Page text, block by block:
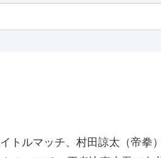
ルマッチ、村田諒太（帝拳